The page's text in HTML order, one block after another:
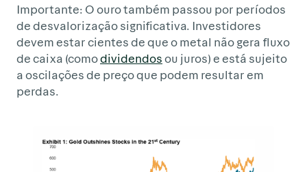
Importante: O ouro também passou por períodos
de desvalorização significativa. Investidores
devem estar cientes de que o metal não gera fluxo
de caixa (comodividendosou juros) e está sujeito
a oscilações de preço que podem resultar em
perdas.